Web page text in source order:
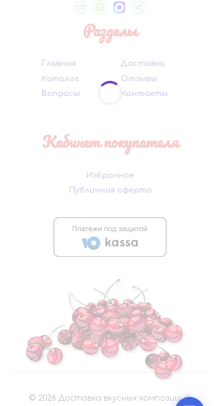
Разделы
Главная
Каталог
Вопросы
Доставка
Отзывы
Контакты
Кабинет покупателя
Избранное
Публичная оферта
© 2026 Доставка вкусных композиций